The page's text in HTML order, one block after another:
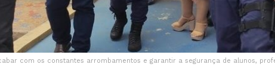
com os constantes arrombamentos e garantir a segurança de alunos,